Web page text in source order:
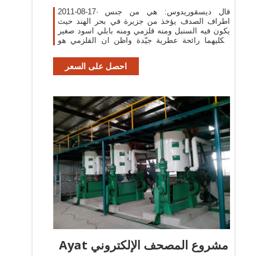
2011-08-17· قال ديسقوريدوس‏:‏ هي من جنس
اطراف الصدف يؤخذ من جزيرة في بحر الهند حيث
يكون فيه السنبل ومنه قلزمي ومنه بابلي اسود صغير
ولكليهما رائحة عطرية جيّدة واظن ان القلزمي هو
احصل على السعر
Ayat مشروع المصحف الإلكتروني